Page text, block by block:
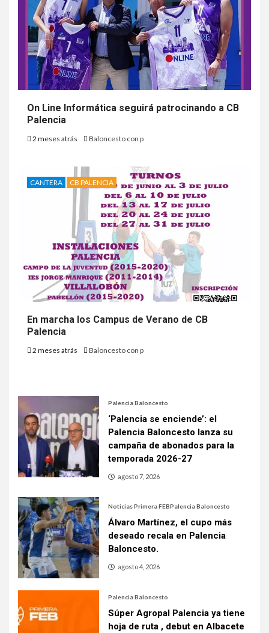
On Line Informática seguirá patrocinando a CB
Palencia
2 meses atrás Baloncesto con p
CANTERA CB PALENCIA
En marcha los Campus de Verano de CB
Palencia
2 meses atrás Baloncesto con p
Palencia Baloncesto
‘Palencia se enciende’: el
Palencia Baloncesto lanza su
campaña de abonados para la
temporada 2026-27
agosto 7, 2026
Noticias Primera FEBPalencia Baloncesto
Álvaro Martínez, el cupo más
deseado recala en Palencia
Baloncesto.
agosto 4, 2026
Palencia Baloncesto
Súper Agropal Palencia ya tiene
hoja de ruta , debut en Albacete